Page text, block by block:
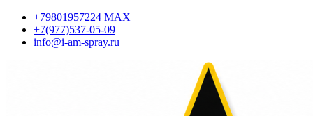
+79801957224 МАХ
+7(977)537-05-09
info@i-am-spray.ru